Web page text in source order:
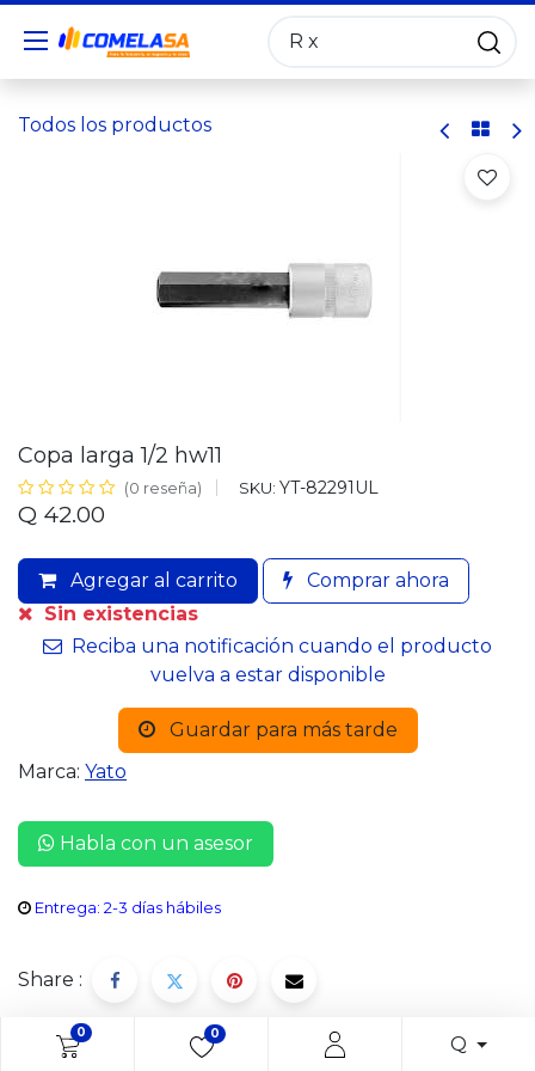
0 0 Q
Todos los productos
Copa larga 1/2 hw11
(0 reseña) SKU: YT-82291UL
Q 42.00
Agregar al carrito
Comprar ahora
Sin existencias
Reciba una notificación cuando el producto
vuelva a estar disponible
Guardar para más tarde
Marca: Yato
Habla con un asesor
Entrega: 2-3 días hábiles
Share :